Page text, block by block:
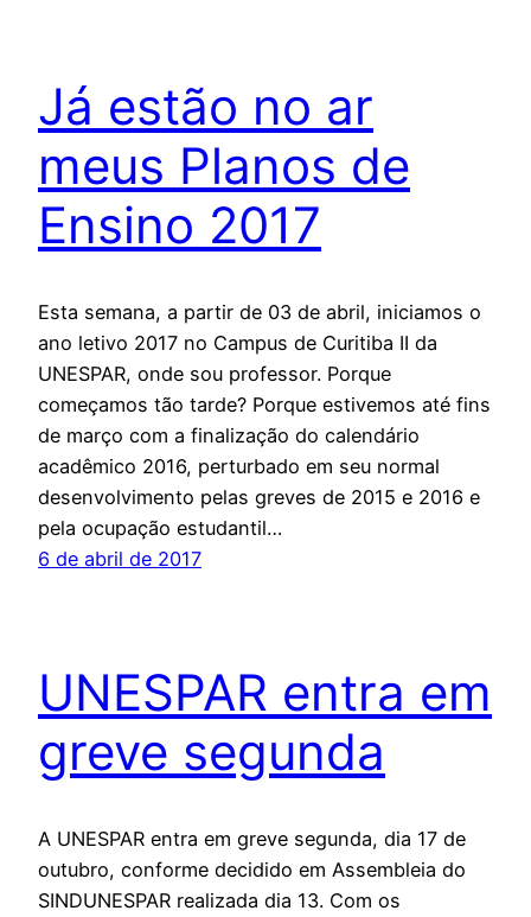
Já estão no ar
meus Planos de
Ensino 2017
Esta semana, a partir de 03 de abril, iniciamos o
ano letivo 2017 no Campus de Curitiba II da
UNESPAR, onde sou professor. Porque
começamos tão tarde? Porque estivemos até fins
de março com a finalização do calendário
acadêmico 2016, perturbado em seu normal
desenvolvimento pelas greves de 2015 e 2016 e
pela ocupação estudantil…
6 de abril de 2017
UNESPAR entra em
greve segunda
A UNESPAR entra em greve segunda, dia 17 de
outubro, conforme decidido em Assembleia do
SINDUNESPAR realizada dia 13. Com os